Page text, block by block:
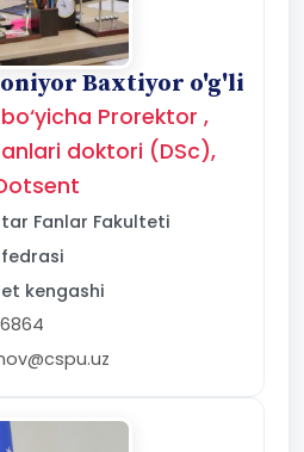
Baxtiyor o'g'li
Prorektor ,
doktori (DSc),
Fanlar Fakulteti
kengashi